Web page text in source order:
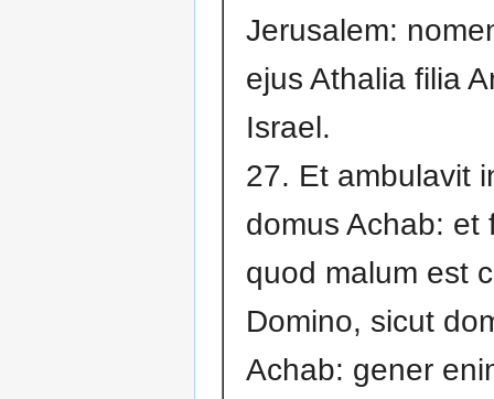
Jerusalem:
ejus Athalia filia
Israel.
27. Et ambulavit
domus Achab: et
quod malum est
Domino, sicut
Achab: gener